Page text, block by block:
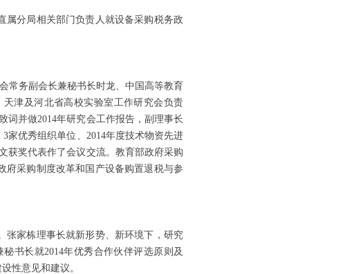
分局相关部门负责人就设备采购税务政
务副会长兼秘书长时龙、中国高等教育
津及河北省高校实验室工作研究会负责
词并做2014年研究会工作报告，副理事长
家优秀组织单位、2014年度技术物资先进
获奖代表作了会议交流。教育部政府采购
府采购制度改革和国产设备购置退税与参
家栋理事长就新形势、新环境下，研究
书长就2014年优秀合作伙伴评选原则及
性意见和建议。